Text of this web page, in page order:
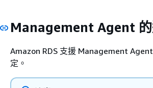
Management Agent
Amazon RDS 支援 Management
定。